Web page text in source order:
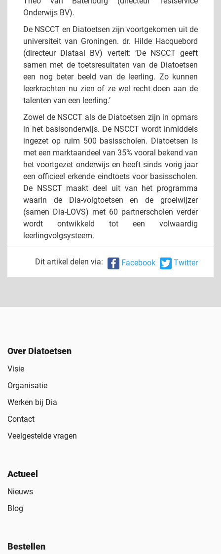
Onderwijs BV).
De NSCCT en Diatoetsen zijn voortgekomen uit de
universiteit van Groningen. dr. Hilde Hacquebord
(directeur Diataal BV) vertelt: ‘De NSCCT geeft
samen met de toetsresultaten van de Diatoetsen
een nog beter beeld van de leerling. Zo kunnen
leerkrachten nu zien of ze wel recht doen aan de
talenten van een leerling.’
Zowel de NSCCT als de Diatoetsen zijn in opmars
in het basisonderwijs. De NSCCT wordt inmiddels
ingezet op ruim 500 basisscholen. Diatoetsen is
met een marktaandeel van 35% vooral bekend van
het voortgezet onderwijs en heeft sinds vorig jaar
een officieel erkende eindtoets voor basisscholen.
De NSSCT maakt deel uit van het programma
waarin de Dia-volgtoetsen en de groeiwijzer
(samen Dia-LOVS) met 60 partnerscholen verder
wordt ontwikkeld tot een volwaardig
leerlingvolgsysteem.
Dit artikel delen via: Facebook Twitter
Over Diatoetsen
Visie
Organisatie
Werken bij Dia
Contact
Veelgestelde vragen
Actueel
Nieuws
Blog
Bestellen